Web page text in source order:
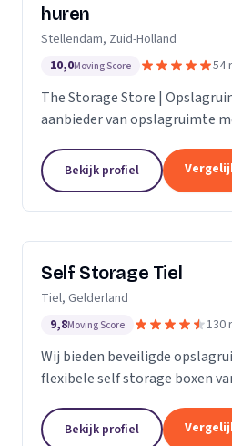
huren
Stellendam, Zuid-Holland
10,0Moving Score 54
The Storage Store |
aanbieder van opslagruimte
Bekijk profiel
Self Storage Tiel
Tiel, Gelderland
9,8Moving Score 130
Wij bieden beveiligde
flexibele self storage boxen
Bekijk profiel